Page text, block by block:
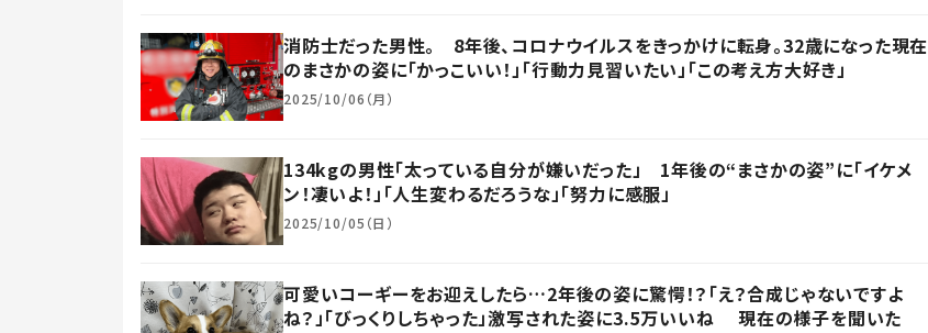
消防士だった男性。 8年後、コロナウイルスをきっかけに転身。32歳になった現在
のまさかの姿に「かっこいい！」「行動力見習いたい」「この考え方大好き」
2025/10/06（月）
134kgの男性「太っている自分が嫌いだった」 1年後の“まさかの姿”に「イケメ
ン！凄いよ！」「人生変わるだろうな」「努力に感服」
2025/10/05（日）
可愛いコーギーをお迎えしたら…2年後の姿に驚愕！？「え？合成じゃないですよ
ね？」「びっくりしちゃった」激写された姿に3.5万いいね 現在の様子を聞いた